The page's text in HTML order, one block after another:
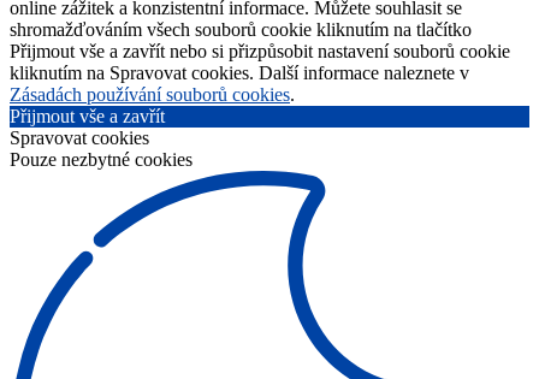
online zážitek a konzistentní informace. Můžete souhlasit se
shromažďováním všech souborů cookie kliknutím na tlačítko
Přijmout vše a zavřít nebo si přizpůsobit nastavení souborů cookie
kliknutím na Spravovat cookies. Další informace naleznete v
Zásadách používání souborů cookies.
Přijmout vše a zavřít
Spravovat cookies
Pouze nezbytné cookies